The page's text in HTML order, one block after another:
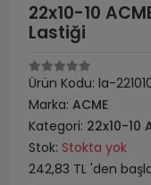
22x10-10
Lastiği
Ürün Kodu: la-
Marka: ACME
Kategori: 22x10-10
Stok: Stokta yok
242,83 TL 'den